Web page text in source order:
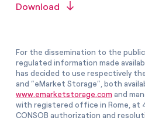
Download
For the dissemination to the
regulated information made
has decided to use respectively
and “eMarket Storage”, both
www.emarketstorage.com and
with registered office in Rome, at
CONSOB authorization and